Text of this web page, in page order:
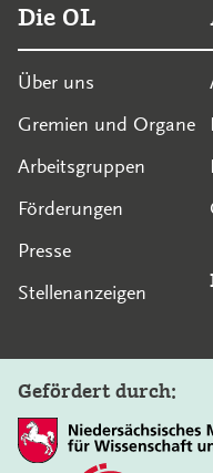
Die OL
Über uns
Gremien und Organe
Arbeitsgruppen
Förderungen
Presse
Stellenanzeigen
Gefördert durch: